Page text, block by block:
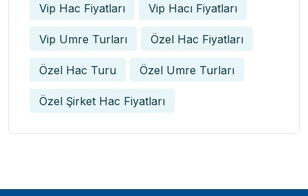
Vip Hac Fiyatları Vip Hacı Fiyatları
Vip Umre Turları Özel Hac Fiyatları
Özel Hac Turu Özel Umre Turları
Özel Şirket Hac Fiyatları